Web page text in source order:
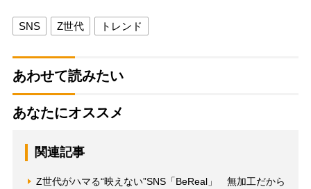
SNS Z世代 トレンド
あわせて読みたい
あなたにオススメ
関連記事
Z世代がハマる“映えない”SNS「BeReal」 無加工だから